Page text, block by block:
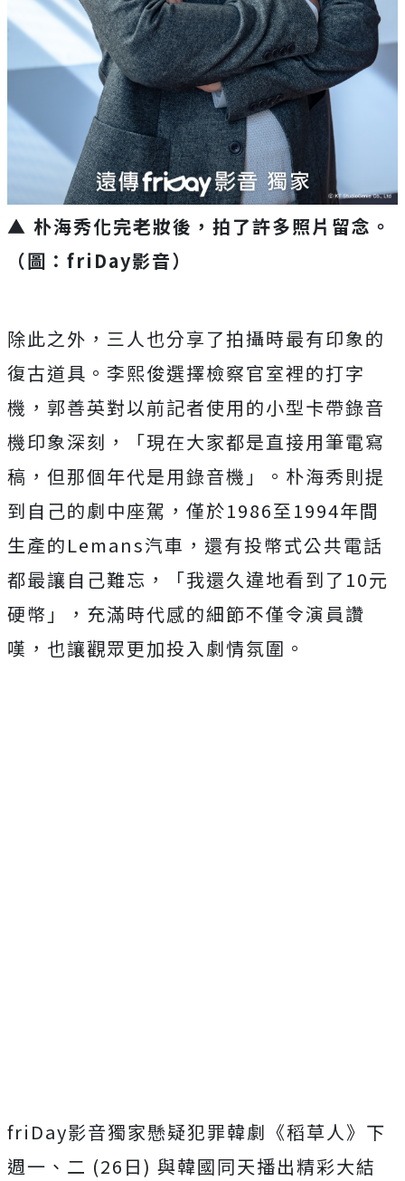
▲ 朴海秀化完老妝後，拍了許多照片留念。
（圖：friDay影音）
除此之外，三人也分享了拍攝時最有印象的
復古道具。 李熙俊選擇檢察官室裡的打字
機， 郭善英對以前記者使用的小型卡帶錄音
機印象深刻，「現在大家都是直接用筆電寫
稿，但那個年代是用錄音機」。 朴海秀則提
到自己的劇中座駕， 僅於1986至1994年間
生產的Lemans汽車， 還有投幣式公共電話
都最讓自己難忘，「我還久違地看到了10元
硬幣」， 充滿時代感的細節不僅令演員讚
嘆，也讓觀眾更加投入劇情氛圍。
friDay影音獨家懸疑犯罪韓劇《稻草人》下
週一、二 (26日) 與韓國同天播出精彩大結